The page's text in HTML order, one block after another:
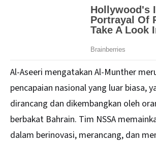
Al-Aseeri mengatakan Al-Munther
pencapaian nasional yang luar biasa,
dirancang dan dikembangkan oleh
berbakat Bahrain. Tim NSSA
dalam berinovasi, merancang, dan